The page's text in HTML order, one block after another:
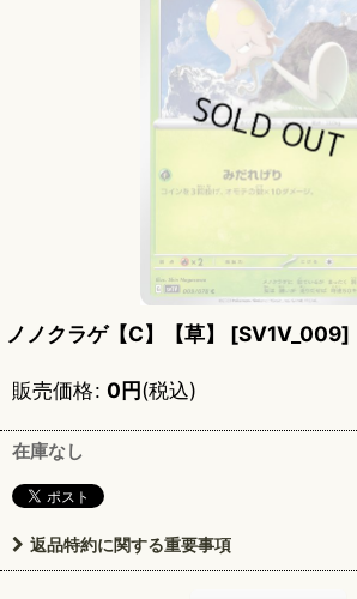
ノノクラゲ【C】【草】 [SV1V_009]
販売価格: 0円(税込)
在庫なし
返品特約に関する重要事項